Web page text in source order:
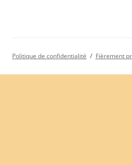
Politique de confidentialité Fièrement